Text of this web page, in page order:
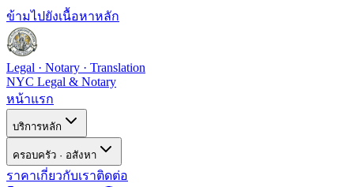
ข้ามไปยังเนื้อหาหลัก
Legal · Notary · Translation
NYC Legal & Notary
หน้าแรก
บริการหลัก
ครอบครัว · อสังหา
ราคาเกี่ยวกับเราติดต่อ